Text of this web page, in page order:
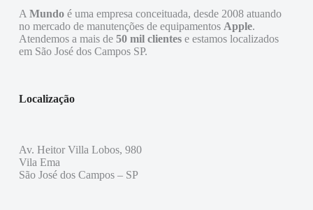
A Mundoé uma empresa conceituada, desde 2008 atuando
no mercado de manutenções de equipamentos Apple.
Atendemos a mais de 50 mil clientese estamos localizados
em São José dos Campos SP.
Localização
Av. Heitor Villa Lobos, 980
Vila Ema
São José dos Campos – SP